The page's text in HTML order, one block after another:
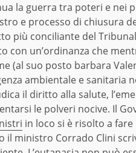
la guerra tra poteri e nei
e processo di chiusura
più conciliante del
con un’ordinanza che
(al suo posto barbara
ambientale e sanitaria
il diritto alla salute,
le polveri nocive. Il
in loco si è risolto a
il ministro Corrado Clini